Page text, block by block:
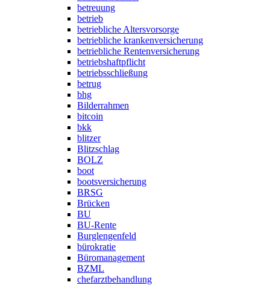
betreuung
betrieb
betriebliche Altersvorsorge
betriebliche krankenversicherung
betriebliche Rentenversicherung
betriebshaftpflicht
betriebsschließung
betrug
bhg
Bilderrahmen
bitcoin
bkk
blitzer
Blitzschlag
BOLZ
boot
bootsversicherung
BRSG
Brücken
BU
BU-Rente
Burglengenfeld
bürokratie
Büromanagement
BZML
chefarztbehandlung